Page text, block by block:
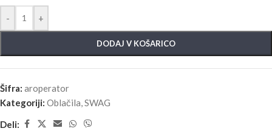
- +
DODAJ V KOŠARICO
Šifra: aroperator
Kategoriji: Oblačila,SWAG
Deli: